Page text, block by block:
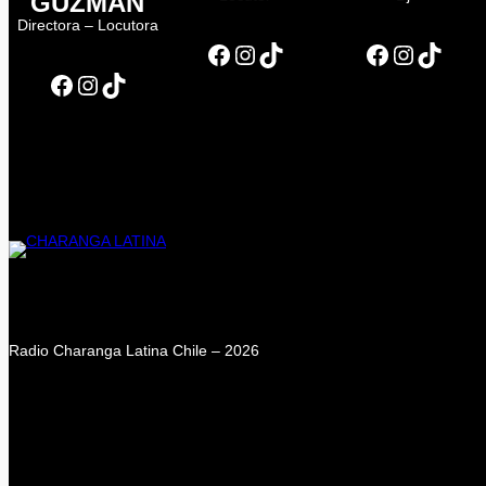
Directora – Locutora
Facebook Instagram TikTok
Facebook Instagram TikTok Facebook Instagram TikTok
Radio Charanga Latina Chile – 2026